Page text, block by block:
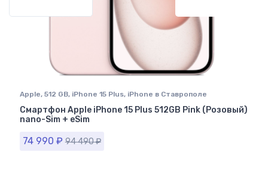
Apple, 512 GB, iPhone 15 Plus, iPhone в Ставрополе
Смартфон Apple iPhone 15 Plus 512GB Pink (Розовый)
nano-Sim + eSim
74 990 ₽ 94 490₽